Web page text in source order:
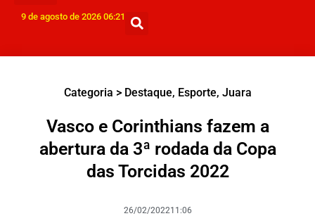
9 de agosto de 2026 06:21
Categoria > Destaque, Esporte, Juara
Vasco e Corinthians fazem a
abertura da 3ª rodada da Copa
das Torcidas 2022
26/02/202211:06